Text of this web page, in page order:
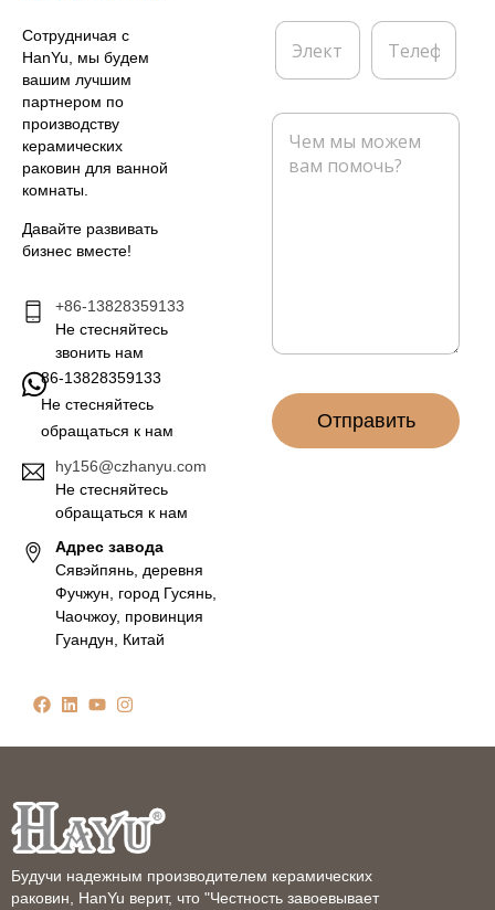
Сотрудничая с
HanYu, мы будем
вашим лучшим
партнером по
производству
керамических
раковин для ванной
комнаты.
Давайте развивать
бизнес вместе!
+86-13828359133
Не стесняйтесь
звонить нам
86-13828359133
Не стесняйтесь
обращаться к нам
hy156@czhanyu.com
Не стесняйтесь
обращаться к нам
Адрес завода
Сявэйпянь, деревня
Фучжун, город Гусянь,
Чаочжоу, провинция
Гуандун, Китай
а
я
Э
е
т
а
Т
л
ф
о
н
С
Отправить
Будучи надежным производителем керамических
раковин, HanYu верит, что "Честность завоевывает